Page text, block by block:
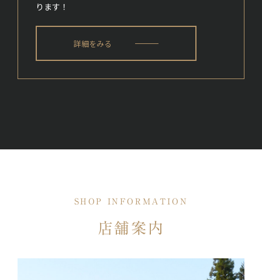
ります！
詳細をみる
SHOP INFORMATION
店舗案内